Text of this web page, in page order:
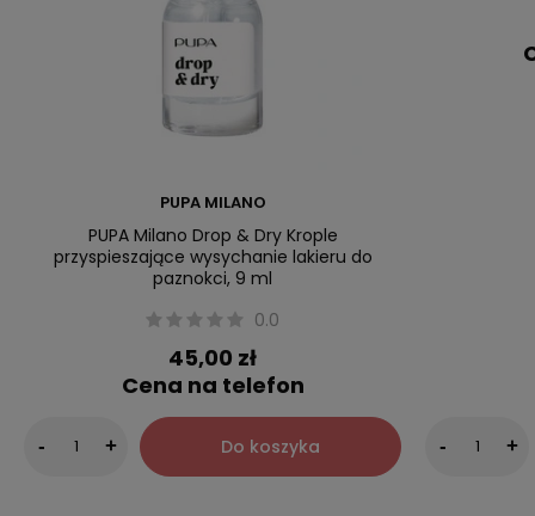
PUPA MILANO
PUPA Milano Drop & Dry Krople
przyspieszające wysychanie lakieru do
paznokci, 9 ml
0.0
45,00 zł
Cena na telefon
- + Do koszyka - +